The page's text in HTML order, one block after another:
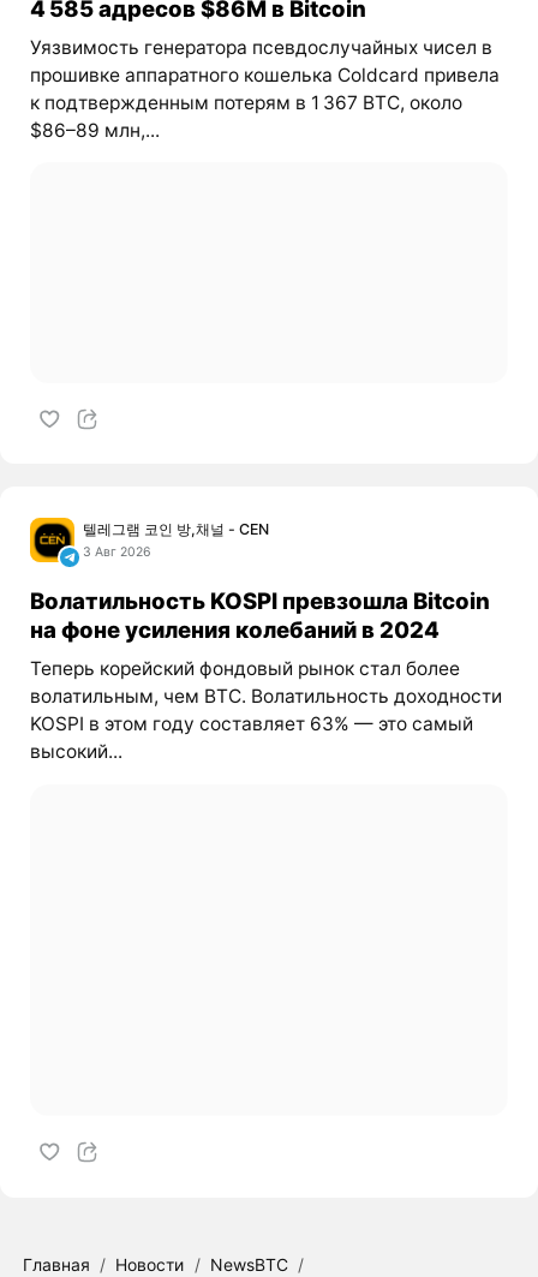
4 585 адресов $86M в Bitcoin
Уязвимость генератора псевдослучайных чисел в
прошивке аппаратного кошелька Coldcard привела
к подтвержденным потерям в 1 367 BTC, около
$86–89 млн,...
텔레그램 코인 방,채널 - CEN
3 Авг 2026
Волатильность KOSPI превзошла Bitcoin
на фоне усиления колебаний в 2024
Теперь корейский фондовый рынок стал более
волатильным, чем BTC. Волатильность доходности
KOSPI в этом году составляет 63% — это самый
высокий...
Главная / Новости / NewsBTC /